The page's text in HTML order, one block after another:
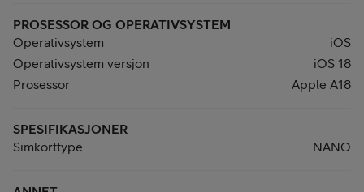
PROSESSOR OG OPERATIVSYSTEM
Operativsystem
iOS
Operativsystem versjon
iOS 18
Prosessor
Apple A18
SPESIFIKASJONER
Simkorttype
NANO